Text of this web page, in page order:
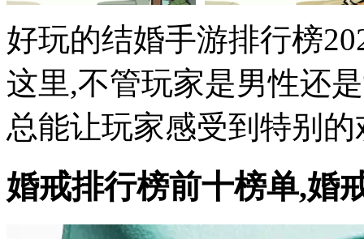
好玩的结婚手游排行榜
这里,不管玩家是男性还
总能让玩家感受到特别
婚戒排行榜前十榜单,婚